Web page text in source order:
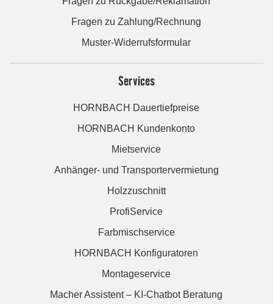
Fragen zu Zahlung/Rechnung
Muster-Widerrufsformular
Services
HORNBACH Dauertiefpreise
HORNBACH Kundenkonto
Mietservice
Anhänger- und Transportervermietung
Holzzuschnitt
ProfiService
Farbmischservice
HORNBACH Konfiguratoren
Montageservice
Macher Assistent – KI-Chatbot Beratung